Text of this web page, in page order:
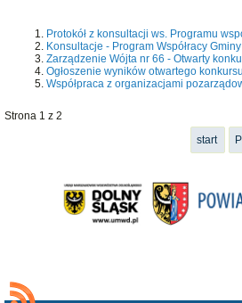
Protokół z konsultacji ws. Programu
Konsultacje - Program Współracy
Zarządzenie Wójta nr 66 - Otwarty
Ogłoszenie wyników otwartego
Współpraca z organizacjami
Strona 1 z 2
start